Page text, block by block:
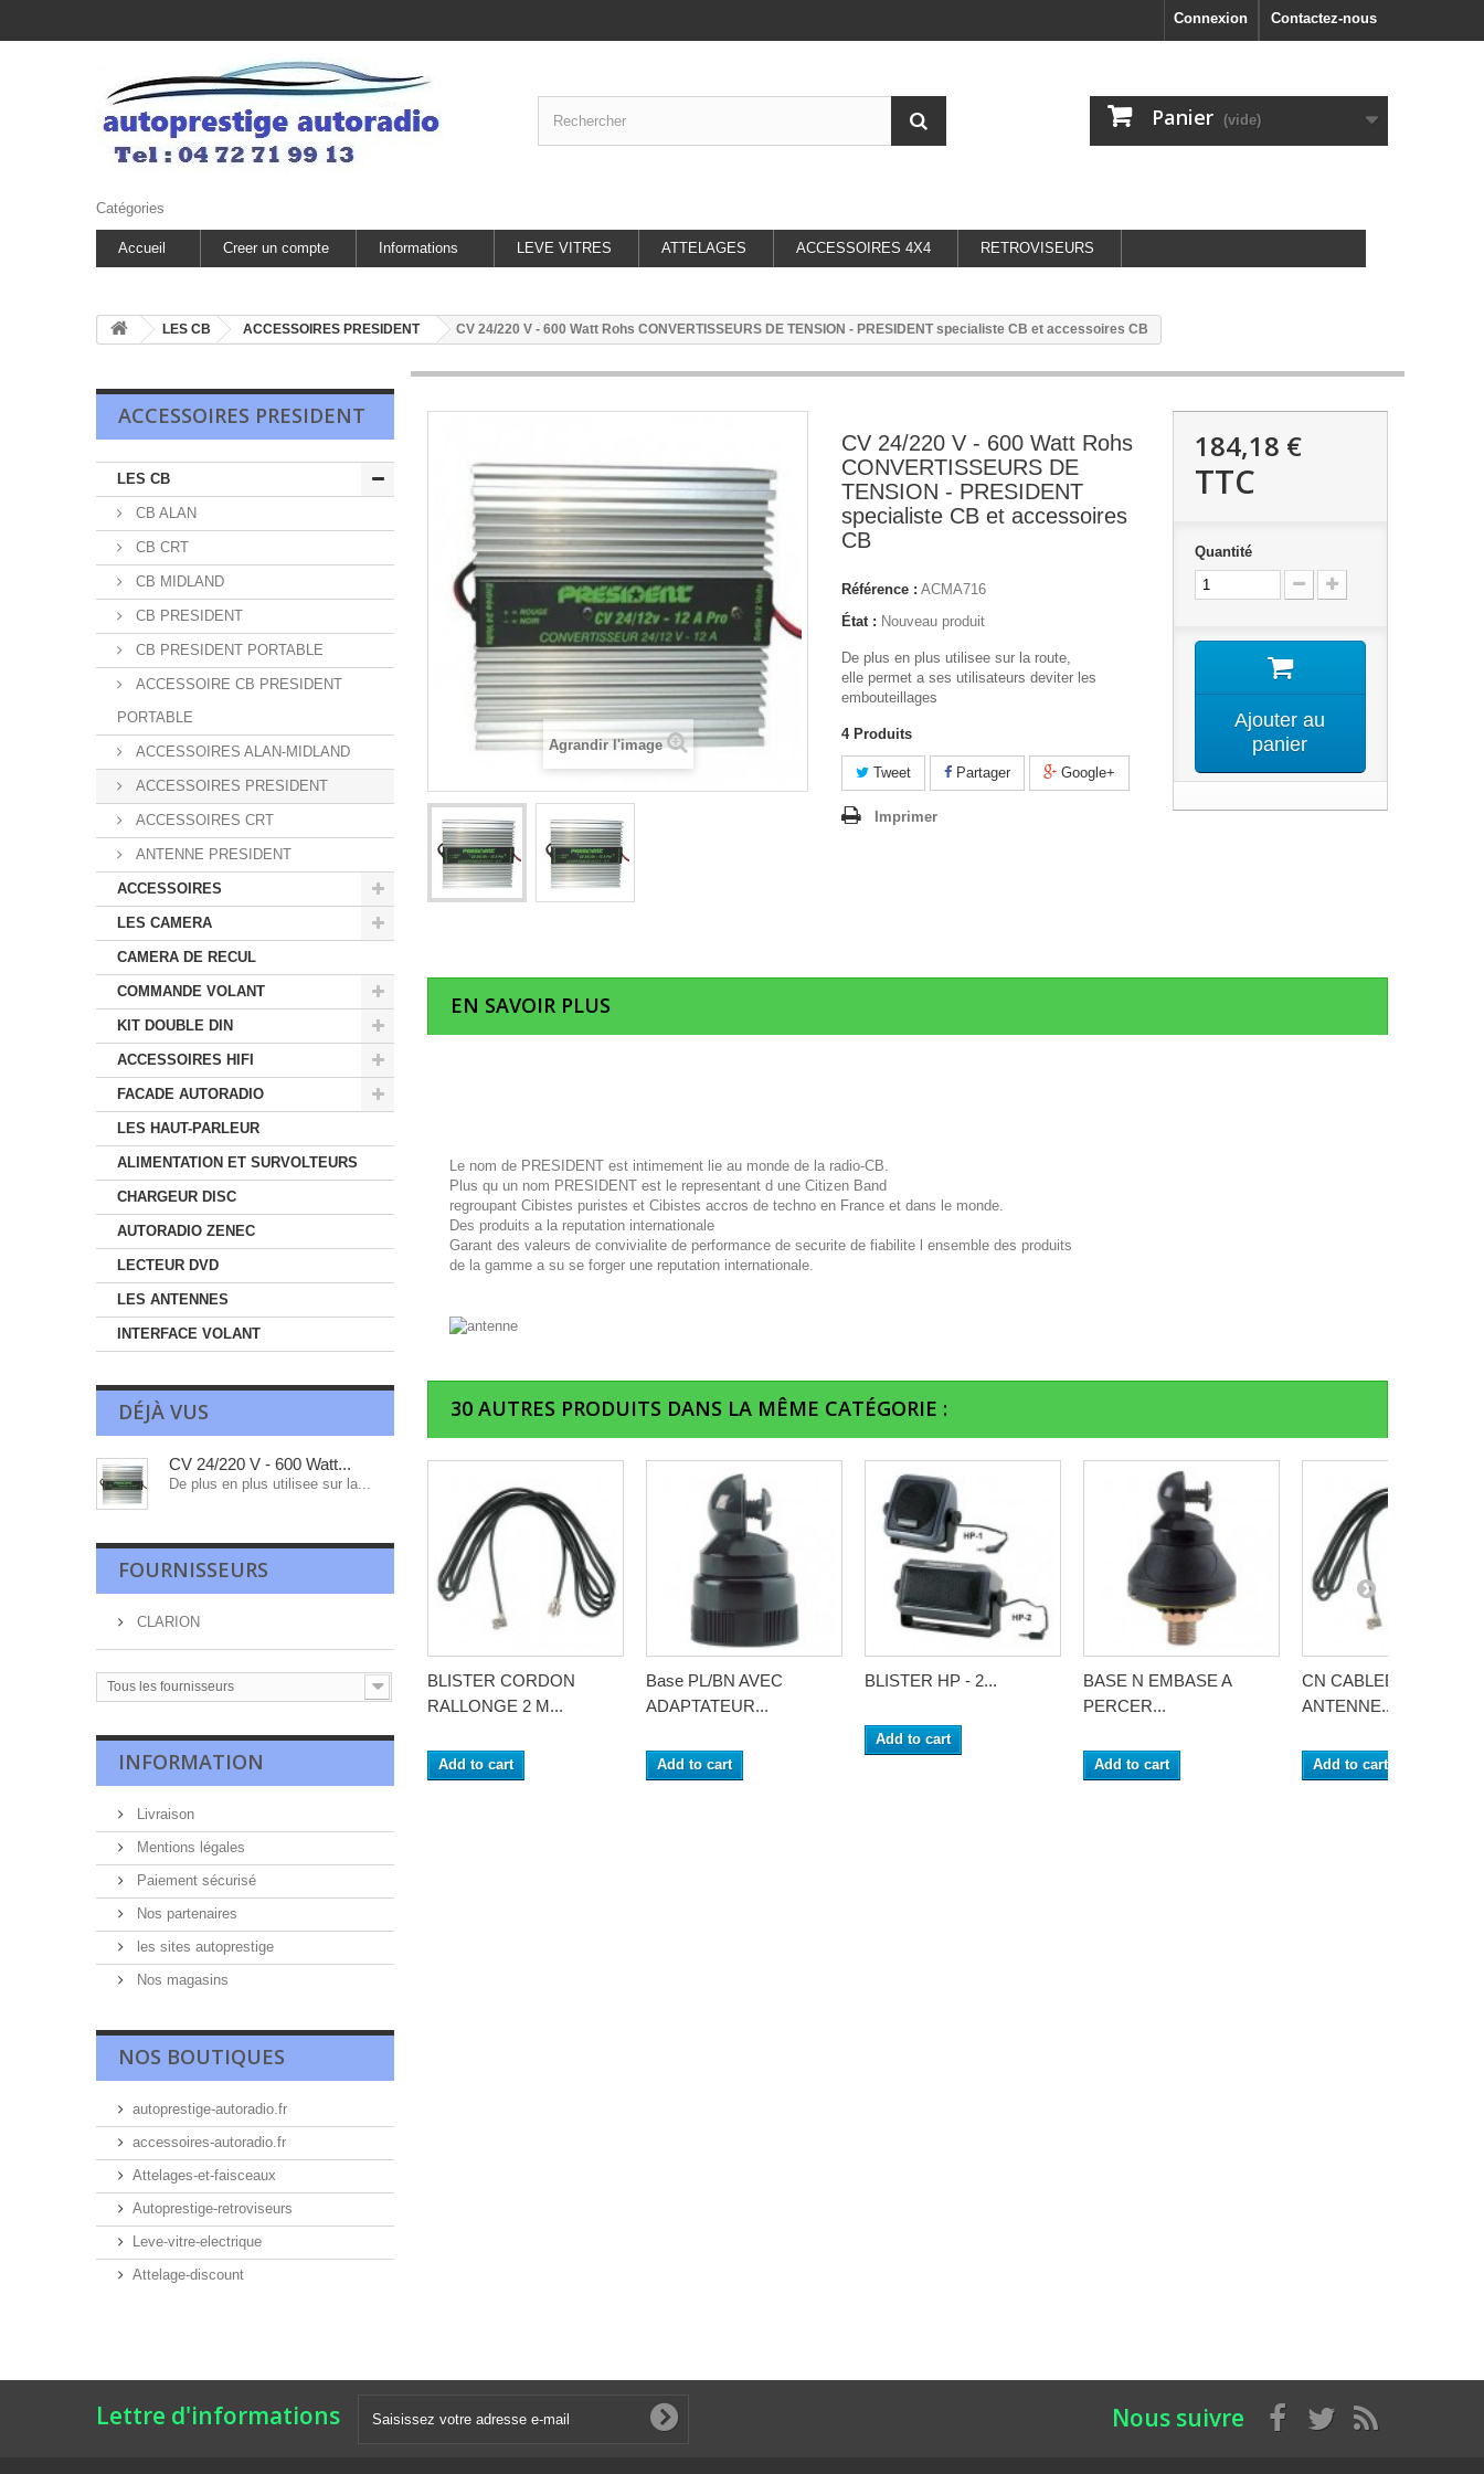
Contactez-nous
Connexion
Panier (vide)
Catégories
Accueil Creer un compte Informations LEVE VITRES ATTELAGES ACCESSOIRES 4X4 RETROVISEURS
LES CB ACCESSOIRES PRESIDENT CV 24/220 V - 600 Watt Rohs CONVERTISSEURS DE TENSION - PRESIDENT specialiste CB et accessoires CB
ACCESSOIRES PRESIDENT
LES CB
CB ALAN
CB CRT
CB MIDLAND
CB PRESIDENT
CB PRESIDENT PORTABLE
ACCESSOIRE CB PRESIDENT
PORTABLE
ACCESSOIRES ALAN-MIDLAND
ACCESSOIRES PRESIDENT
ACCESSOIRES CRT
ANTENNE PRESIDENT
ACCESSOIRES
LES CAMERA
CAMERA DE RECUL
COMMANDE VOLANT
KIT DOUBLE DIN
ACCESSOIRES HIFI
FACADE AUTORADIO
LES HAUT-PARLEUR
ALIMENTATION ET SURVOLTEURS
CHARGEUR DISC
AUTORADIO ZENEC
LECTEUR DVD
LES ANTENNES
INTERFACE VOLANT
DÉJÀ VUS
CV 24/220 V - 600 Watt...
De plus en plus utilisee sur la...
FOURNISSEURS
CLARION
Tous les fournisseurs
INFORMATION
Livraison
Mentions légales
Paiement sécurisé
Nos partenaires
les sites autoprestige
Nos magasins
NOS BOUTIQUES
autoprestige-autoradio.fr
accessoires-autoradio.fr
Attelages-et-faisceaux
Autoprestige-retroviseurs
Leve-vitre-electrique
Attelage-discount
Agrandir l'image
CV 24/220 V - 600 Watt Rohs
CONVERTISSEURS DE
TENSION - PRESIDENT
specialiste CB et accessoires
CB
Référence : ACMA716
État : Nouveau produit
De plus en plus utilisee sur la route,
elle permet a ses utilisateurs deviter les
embouteillages
4 Produits
Tweet Partager Google+
Imprimer
184,18 €
TTC
Quantité
Ajouter au
panier
EN SAVOIR PLUS
Le nom de PRESIDENT est intimement lie au monde de la radio-CB.
Plus qu un nom PRESIDENT est le representant d une Citizen Band
regroupant Cibistes puristes et Cibistes accros de techno en France et dans le monde.
Des produits a la reputation internationale
Garant des valeurs de convivialite de performance de securite de fiabilite l ensemble des produits
de la gamme a su se forger une reputation internationale.
30 AUTRES PRODUITS DANS LA MÊME CATÉGORIE :
BLISTER CORDON
RALLONGE 2 M...
Add to cart
Base PL/BN AVEC
ADAPTATEUR...
Add to cart
BLISTER HP - 2...
Add to cart
BASE N EMBASE A
PERCER...
Add to cart
CN CABLEE CABLE D
ANTENNE...
Add to cart
Lettre d'informations Nous suivre